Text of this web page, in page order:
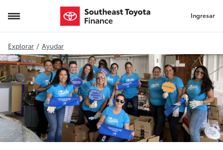
United Way Ingresar
Explorar / Ayudar